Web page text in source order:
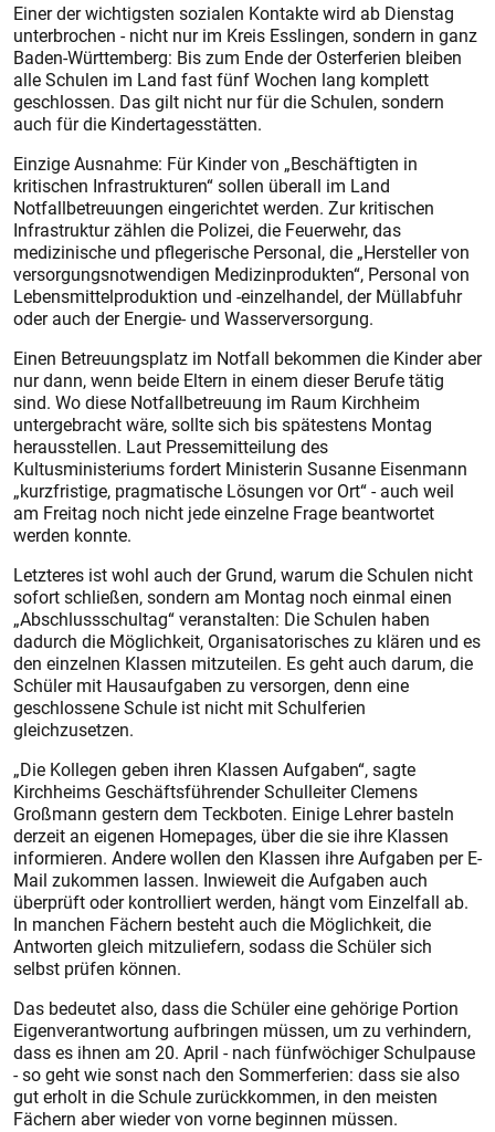
Einer der wichtigsten sozialen Kontakte wird ab Dienstag
unterbrochen - nicht nur im Kreis Esslingen, sondern in ganz
Baden-Württemberg: Bis zum Ende der Osterferien bleiben
alle Schulen im Land fast fünf Wochen lang komplett
geschlossen. Das gilt nicht nur für die Schulen, sondern
auch für die Kindertagesstätten.
Einzige Ausnahme: Für Kinder von „Beschäftigten in
kritischen Infrastrukturen“ sollen überall im Land
Notfallbetreuungen eingerichtet werden. Zur kritischen
Infrastruktur zählen die Polizei, die Feuerwehr, das
medizinische und pflegerische Personal, die „Hersteller von
versorgungsnotwendigen Medizinprodukten“, Personal von
Lebensmittelproduktion und -einzelhandel, der Müllabfuhr
oder auch der Energie- und Wasserversorgung.
Einen Betreuungsplatz im Notfall bekommen die Kinder aber
nur dann, wenn beide Eltern in einem dieser Berufe tätig
sind. Wo diese Notfallbetreuung im Raum Kirchheim
untergebracht wäre, sollte sich bis spätestens Montag
herausstellen. Laut Pressemitteilung des
Kultusministeriums fordert Ministerin Susanne Eisenmann
„kurzfristige, pragmatische Lösungen vor Ort“ - auch weil
am Freitag noch nicht jede einzelne Frage beantwortet
werden konnte.
Letzteres ist wohl auch der Grund, warum die Schulen nicht
sofort schließen, sondern am Montag noch einmal einen
„Abschlussschultag“ veranstalten: Die Schulen haben
dadurch die Möglichkeit, Organisatorisches zu klären und es
den einzelnen Klassen mitzuteilen. Es geht auch darum, die
Schüler mit Hausaufgaben zu versorgen, denn eine
geschlossene Schule ist nicht mit Schulferien
gleichzusetzen.
„Die Kollegen geben ihren Klassen Aufgaben“, sagte
Kirchheims Geschäftsführender Schulleiter Clemens
Großmann gestern dem Teckboten. Einige Lehrer basteln
derzeit an eigenen Homepages, über die sie ihre Klassen
informieren. Andere wollen den Klassen ihre Aufgaben per E-
Mail zukommen lassen. Inwieweit die Aufgaben auch
überprüft oder kontrolliert werden, hängt vom Einzelfall ab.
In manchen Fächern besteht auch die Möglichkeit, die
Antworten gleich mitzuliefern, sodass die Schüler sich
selbst prüfen können.
Das bedeutet also, dass die Schüler eine gehörige Portion
Eigenverantwortung aufbringen müssen, um zu verhindern,
dass es ihnen am 20. April - nach fünfwöchiger Schulpause
- so geht wie sonst nach den Sommerferien: dass sie also
gut erholt in die Schule zurückkommen, in den meisten
Fächern aber wieder von vorne beginnen müssen.